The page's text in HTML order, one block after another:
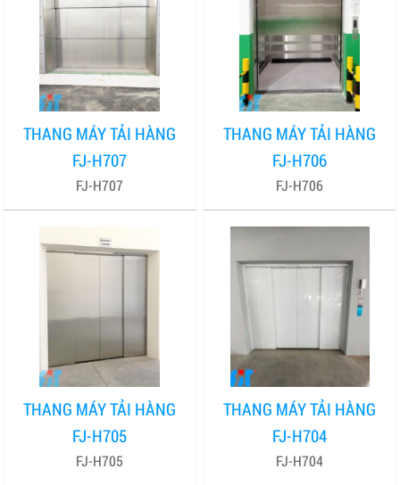
THANG MÁY TẢI HÀNG
FJ-H707
FJ-H707
THANG MÁY TẢI HÀNG
FJ-H706
FJ-H706
THANG MÁY TẢI HÀNG
FJ-H705
FJ-H705
THANG MÁY TẢI HÀNG
FJ-H704
FJ-H704